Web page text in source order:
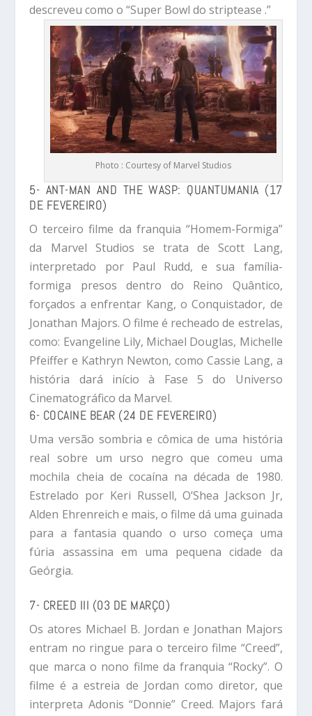
descreveu como o “Super Bowl do striptease .”
Photo : Courtesy of Marvel Studios
5- ANT-MAN AND THE WASP: QUANTUMANIA (17
DE FEVEREIRO)
O terceiro filme da franquia “Homem-Formiga”
da Marvel Studios se trata de Scott Lang,
interpretado por Paul Rudd, e sua família-
formiga presos dentro do Reino Quântico,
forçados a enfrentar Kang, o Conquistador, de
Jonathan Majors. O filme é recheado de estrelas,
como: Evangeline Lily, Michael Douglas, Michelle
Pfeiffer e Kathryn Newton, como Cassie Lang, a
história dará início à Fase 5 do Universo
Cinematográfico da Marvel.
6- COCAINE BEAR (24 DE FEVEREIRO)
Uma versão sombria e cômica de uma história
real sobre um urso negro que comeu uma
mochila cheia de cocaína na década de 1980.
Estrelado por Keri Russell, O’Shea Jackson Jr,
Alden Ehrenreich e mais, o filme dá uma guinada
para a fantasia quando o urso começa uma
fúria assassina em uma pequena cidade da
Geórgia.
7- CREED III (03 DE MARÇO)
Os atores Michael B. Jordan e Jonathan Majors
entram no ringue para o terceiro filme “Creed”,
que marca o nono filme da franquia “Rocky”. O
filme é a estreia de Jordan como diretor, que
interpreta Adonis “Donnie” Creed. Majors fará